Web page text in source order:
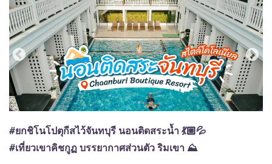
#ยกชิโนโปตุกีสไว้จันทบุรี นอนติดสระน้ำ 💃🏼💦
#เที่ยวเขาคิชกูฏ บรรยากาศส่วนตัว ริมเขา ⛰